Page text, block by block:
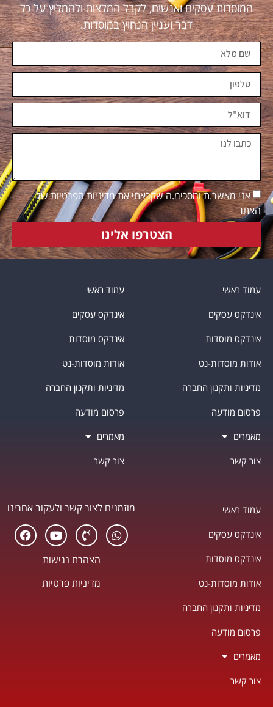
המוסדות עסקים ואנשים, לקבל המלצות ולהמליץ על כל
דבר ועניין הנחוץ במוסדות.
אני מאשר.ת ומסכימ.ה שקראתי את מדיניות הפרטיות של
האתר
הצטרפו אלינו
עמוד ראשי
אינדקס עסקים
אינדקס מוסדות
אודות מוסדות-נט
מדיניות ותקנון החברה
פרסום מודעה
מאמרים
צור קשר
עמוד ראשי
אינדקס עסקים
אינדקס מוסדות
אודות מוסדות-נט
מדיניות ותקנון החברה
פרסום מודעה
מאמרים
צור קשר
עמוד ראשי
אינדקס עסקים
אינדקס מוסדות
אודות מוסדות-נט
מדיניות ותקנון החברה
פרסום מודעה
מאמרים
צור קשר
מוזמנים לצור קשר ולעקוב אחרינו
הצהרת נגישות
מדיניות פרטיות